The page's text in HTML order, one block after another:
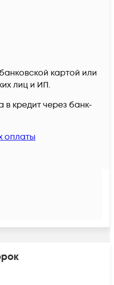
картой или
лиц и ИП.
в кредит через банк-
оплаты